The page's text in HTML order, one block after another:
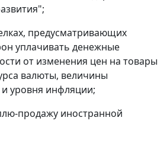
предусматривающих
уплачивать денежные
от изменения цен на товары
валюты, величины
уровня инфляции;
продажу иностранной